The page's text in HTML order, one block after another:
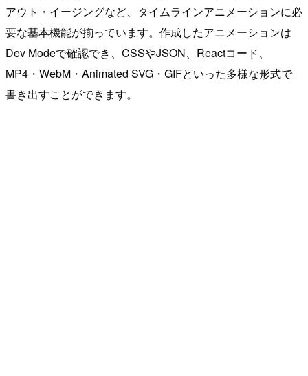
アウト・イージングなど、タイムラインアニメーションに必
要な基本機能が揃っています。作成したアニメーションは
Dev Modeで確認でき、CSSやJSON、Reactコード、
MP4・WebM・Animated SVG・GIFといった多様な形式で
書き出すことができます。